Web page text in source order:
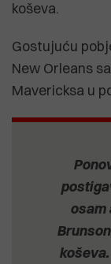
koševa.
Gostujuću
New Orleans
Mavericksa u
osam